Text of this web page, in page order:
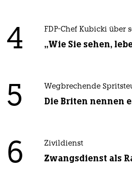
4 FDP-Chef Kubicki über
„Wie Sie sehen,
5 Wegbrechende
Die Briten nennen
6 Zivildienst
Zwangsdienst als